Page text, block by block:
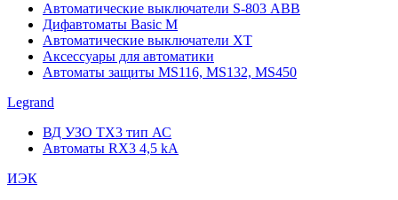
Автоматические выключатели S-803 АВВ
Дифавтоматы Basic M
Автоматические выключатели XT
Аксессуары для автоматики
Автоматы защиты MS116, MS132, MS450
Legrand
ВД УЗО TX3 тип АС
Автоматы RX3 4,5 kA
ИЭК